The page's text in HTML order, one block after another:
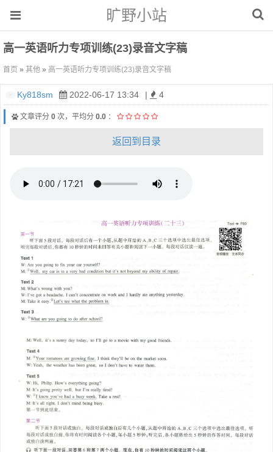
旷野小站
高一英语听力专项训练(23)录音文字稿
首页 » 其他 » 高一英语听力专项训练(23)录音文字稿
Ky818sm 2022-06-17 13:34 | 4
文章评分 0 次，平均分 0.0 ：
返回到目录